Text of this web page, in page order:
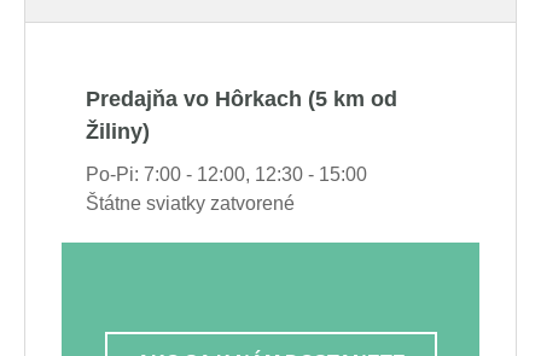
Predajňa vo Hôrkach (5 km od
Žiliny)
Po-Pi: 7:00 - 12:00, 12:30 - 15:00
Štátne sviatky zatvorené